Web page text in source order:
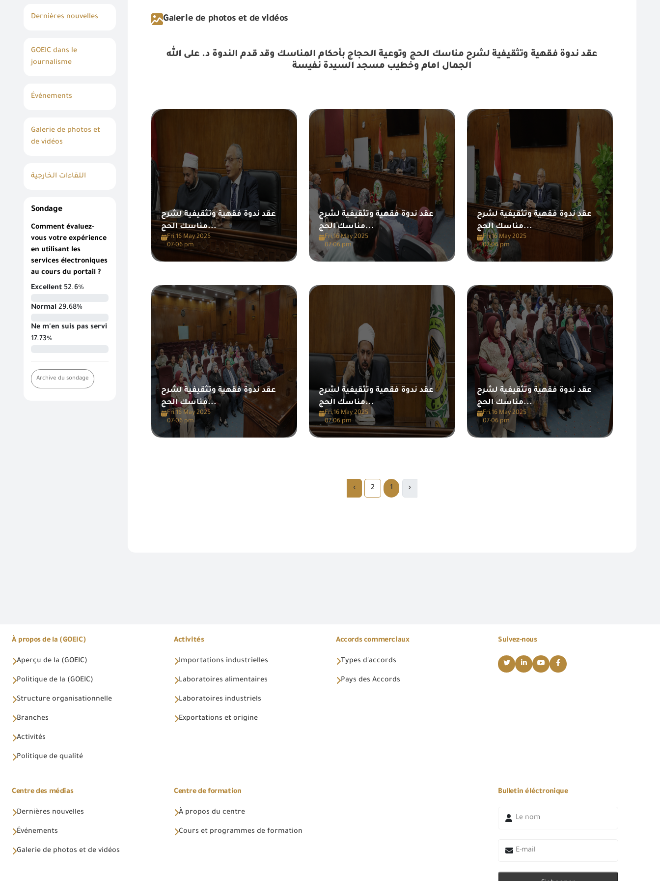
Dernières nouvelles
GOEIC dans le
journalisme
Événements
Galerie de photos et
de vidéos
اللقاءات الخارجية
Sondage
Comment évaluez-
vous votre expérience
en utilisant les
services électroniques
au cours du portail ?
Excellent 52.6%
Normal 29.68%
Ne m'en suis pas servi
17.73%
Archive du sondage
Galerie de photos et de vidéos
عقد ندوة فقهية وتثقيفية لشرح مناسك الحج وتوعية الحجاج بأحكام المناسك وقد قدم الندوة د. على الله
الجمال امام وخطيب مسجد السيدة نفيسة
عقد ندوة فقهية وتثقيفية لشرح
مناسك الحج...
Fri,16 May 2025
07:06 pm
عقد ندوة فقهية وتثقيفية لشرح
مناسك الحج...
Fri,16 May 2025
07:06 pm
عقد ندوة فقهية وتثقيفية لشرح
مناسك الحج...
Fri,16 May 2025
07:06 pm
عقد ندوة فقهية وتثقيفية لشرح
مناسك الحج...
Fri,16 May 2025
07:06 pm
عقد ندوة فقهية وتثقيفية لشرح
مناسك الحج...
Fri,16 May 2025
07:06 pm
عقد ندوة فقهية وتثقيفية لشرح
مناسك الحج...
Fri,16 May 2025
07:06 pm
‹
1
2
›
À propos de la (GOEIC)
Aperçu de la (GOEIC)
Politique de la (GOEIC)
Structure organisationnelle
Branches
Activités
Politique de qualité
Activités
Importations industrielles
Laboratoires alimentaires
Laboratoires industriels
Exportations et origine
Accords commerciaux
Types d'accords
Pays des Accords
Suivez-nous
Centre des médias
Dernières nouvelles
Événements
Galerie de photos et de vidéos
Centre de formation
À propos du centre
Cours et programmes de formation
Bulletin éléctronique